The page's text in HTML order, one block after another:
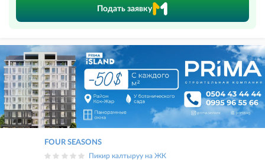
Подать заявку
FOUR SEASONS
Пикир калтыруу на ЖК